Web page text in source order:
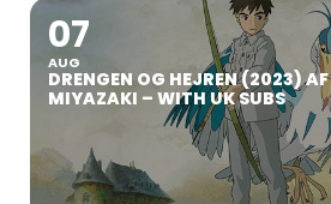
07
AUG
DRENGEN OG HEJREN (2023)
MIYAZAKI – WITH UK SUBS